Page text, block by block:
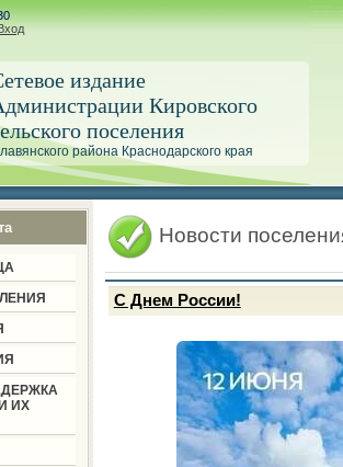
издание
Кировского
поселения
района Краснодарского края
ИХ
Новости
С Днем России!